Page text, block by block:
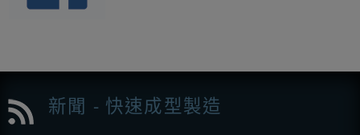
新聞 - 快速成型製造